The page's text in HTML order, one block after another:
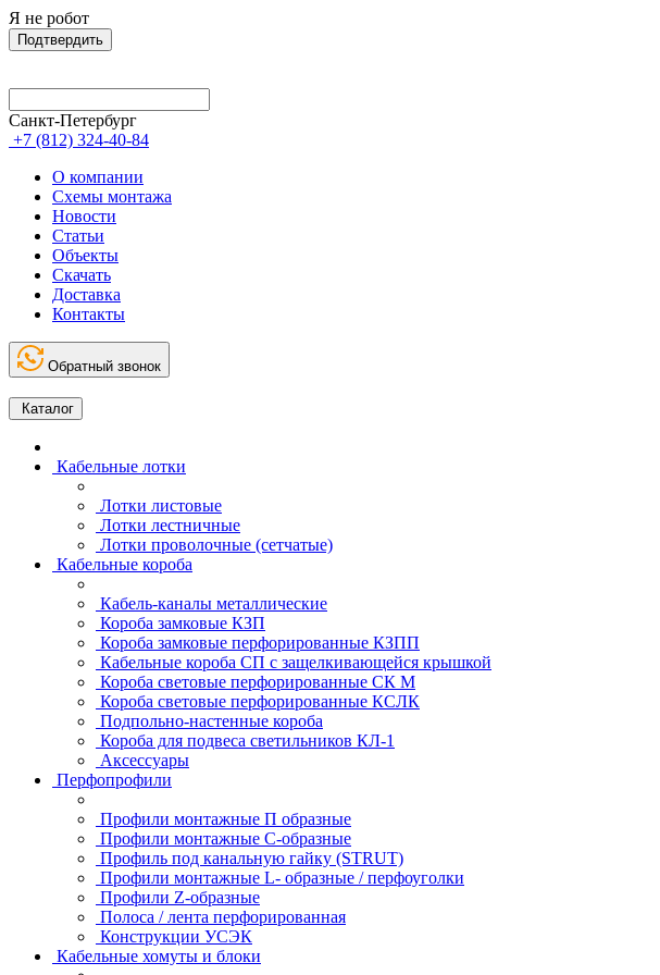
Я не робот
Подтвердить
Санкт-Петербург
+7 (812) 324-40-84
О компании
Схемы монтажа
Новости
Статьи
Объекты
Скачать
Доставка
Контакты
Обратный звонок
Каталог
Кабельные лотки
Лотки листовые
Лотки лестничные
Лотки проволочные (сетчатые)
Кабельные короба
Кабель-каналы металлические
Короба замковые КЗП
Короба замковые перфорированные КЗПП
Кабельные короба СП с защелкивающейся крышкой
Короба световые перфорированные СК М
Короба световые перфорированные КСЛК
Подпольно-настенные короба
Короба для подвеса светильников КЛ-1
Аксессуары
Перфопрофили
Профили монтажные П образные
Профили монтажные C-образные
Профиль под канальную гайку (STRUT)
Профили монтажные L- образные / перфоуголки
Профили Z-образные
Полоса / лента перфорированная
Конструкции УСЭК
Кабельные хомуты и блоки